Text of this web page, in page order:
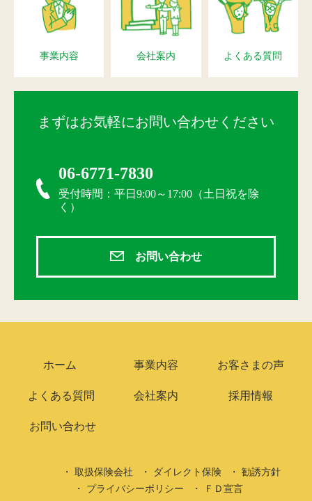
事業内容 会社案内 よくある質問
まずはお気軽にお問い合わせください
06-6771-7830
受付時間：平日9:00～17:00（土日祝を除
く）
お問い合わせ
ホーム 事業内容 お客さまの声
よくある質問 会社案内 採用情報
お問い合わせ
取扱保険会社 ダイレクト保険
勧誘方針
プライバシーポリシー
ＦＤ宣言